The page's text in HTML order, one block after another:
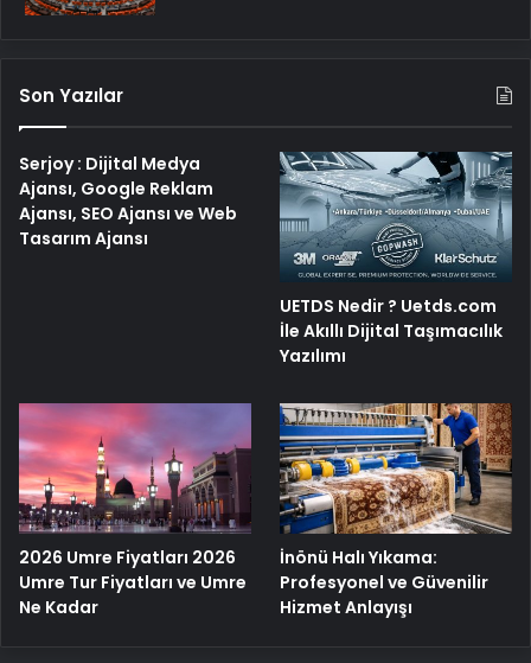
Son Yazılar
Serjoy : Dijital Medya
Ajansı, Google Reklam
Ajansı, SEO Ajansı ve Web
Tasarım Ajansı
UETDS Nedir ? Uetds.com
İle Akıllı Dijital Taşımacılık
Yazılımı
2026 Umre Fiyatları 2026
Umre Tur Fiyatları ve Umre
Ne Kadar
İnönü Halı Yıkama:
Profesyonel ve Güvenilir
Hizmet Anlayışı